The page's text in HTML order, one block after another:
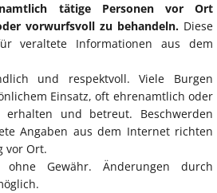
tätige Personen vor Ort
vorwurfsvoll zu behandeln. Diese
veraltete Informationen aus dem
und respektvoll. Viele Burgen
Einsatz, oft ehrenamtlich oder
und betreut. Beschwerden
Angaben aus dem Internet richten
vor Ort.
Gewähr. Änderungen durch